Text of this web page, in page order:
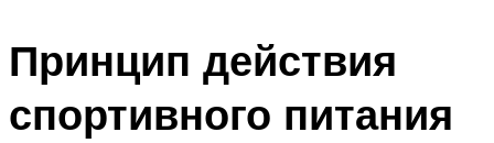
Принцип действия
спортивного питания